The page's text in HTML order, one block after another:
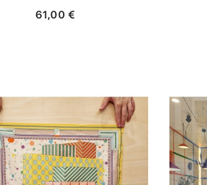
61,00 €